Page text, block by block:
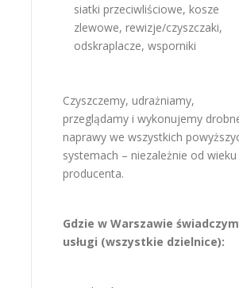
siatki przeciwliściowe, kosze
zlewowe, rewizje/czyszczaki,
odskraplacze, wsporniki
Czyszczemy, udrażniamy,
przeglądamy i wykonujemy
naprawy we wszystkich
systemach – niezależnie od wieku
producenta.
Gdzie w Warszawie
usługi (wszystkie dzielnice):